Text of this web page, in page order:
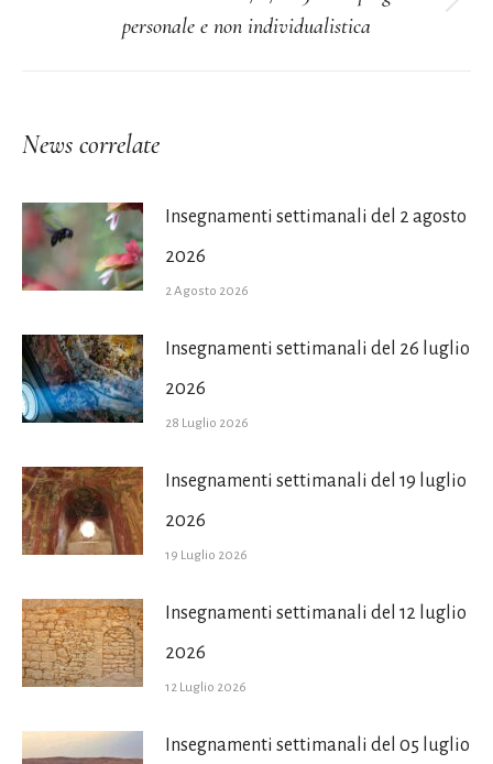
Prossimo
personale e non individualistica
News correlate
Insegnamenti settimanali del 2 agosto
2026
2 Agosto 2026
Insegnamenti settimanali del 26 luglio
2026
28 Luglio 2026
Insegnamenti settimanali del 19 luglio
2026
19 Luglio 2026
Insegnamenti settimanali del 12 luglio
2026
12 Luglio 2026
Insegnamenti settimanali del 05 luglio